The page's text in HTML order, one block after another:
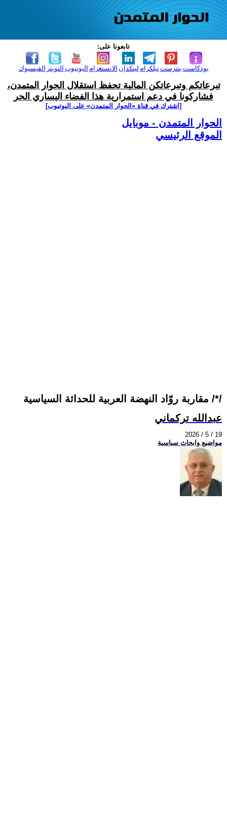
تابعونا على:
الفيسبوك التويتر اليوتيوب الانستغرام لينكدإن تيلكرامبنترست بودكاست
تبرعاتكم وتبرعاتكن المالية تحفظ استقلال الحوار المتمدن،
فشاركونا في دعم استمرارية هذا الفضاء اليساري الحر
[اشترك في قناة ‫«الحوار المتمدن» على اليوتيوب]
الحوار المتمدن - موبايل
الموقع الرئيسي
مقاربة روّاد النهضة العربية للحداثة السياسية /*/
عبدالله تركماني
2026 / 5 / 19
مواضيع وابحاث سياسية